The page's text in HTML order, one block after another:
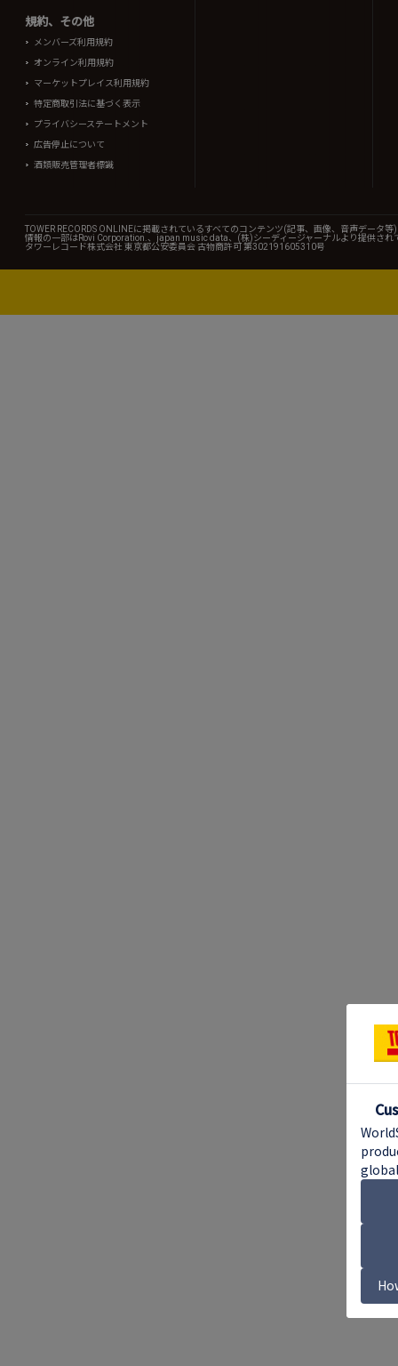
規約、その他
メンバーズ利用規約
オンライン利用規約
マーケットプレイス利用規約
特定商取引法に基づく表示
プライバシーステートメント
広告停止について
酒類販売管理者標識
TOWER RECORDS ONLINEに掲載されているすべてのコンテンツ(記事、画像、音声データ
情報の一部はRovi Corporation.、japan music data、(株)シーディージャーナルより提供され
タワーレコード株式会社 東京都公安委員会 古物商許可 第302191605310号